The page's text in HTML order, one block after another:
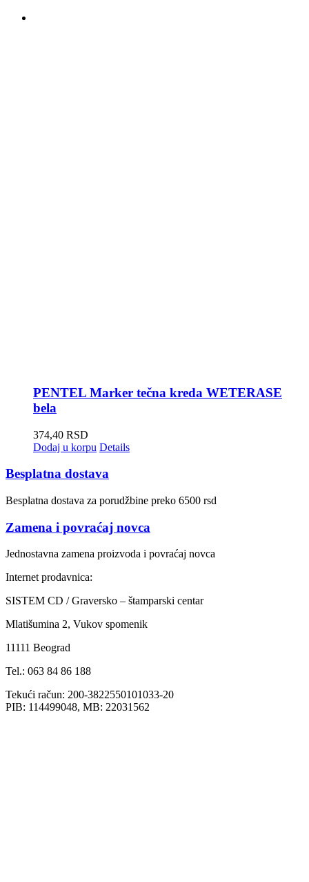
PENTEL Marker tečna kreda WETERASE
bela
374,40 RSD
Dodaj u korpu Details
Besplatna dostava
Besplatna dostava za porudžbine preko 6500 rsd
Zamena i povraćaj novca
Jednostavna zamena proizvoda i povraćaj novca
Internet prodavnica:
SISTEM CD / Graversko – štamparski centar
Mlatišumina 2, Vukov spomenik
11111 Beograd
Tel.: 063 84 86 188
Tekući račun: 200-3822550101033-20
PIB: 114499048, MB: 22031562